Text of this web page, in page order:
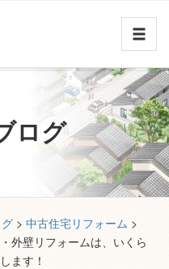
ログ
> 中古住宅リフォーム >
外壁リフォームは、いくら
ます！